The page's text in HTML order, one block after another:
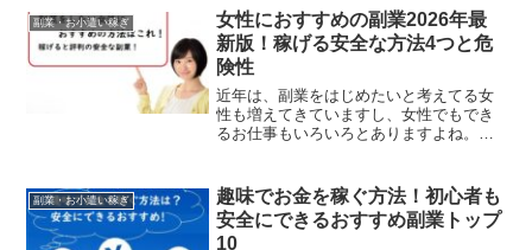
最近は、リアルでもネットでもいろいろ
な方法でお金を稼ぐことができるように
なりましたよね。ですので、せっかく副
業やお小遣い稼ぎを始めるのなら楽しく
できるような趣味を活かしてお金を稼ぎ
たいと考えている方も増えてきていま
す。それだけ可能性にも満ち...
「せどり」でお金を稼ぐ！仕入れ
のコツから稼ぎ方までを大公開！
介されることもあるので内容を詳しく知
らなくても何となく知ってるという方も
たくさんいると思います。最近は少しブ
ームも過ぎ去ってきたように感じます